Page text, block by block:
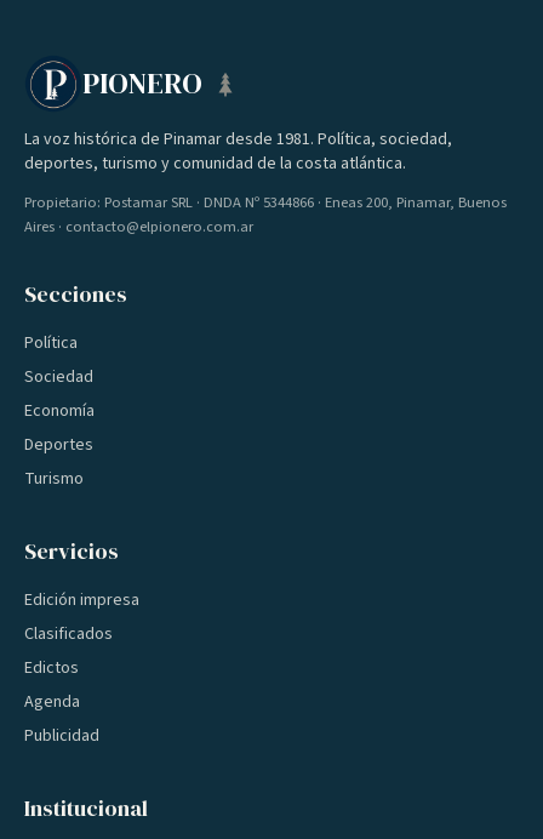
PIONERO
La voz histórica de Pinamar desde 1981. Política, sociedad,
deportes, turismo y comunidad de la costa atlántica.
Propietario: Postamar SRL · DNDA Nº 5344866 · Eneas 200, Pinamar, Buenos
Aires · contacto@elpionero.com.ar
Secciones
Política
Sociedad
Economía
Deportes
Turismo
Servicios
Edición impresa
Clasificados
Edictos
Agenda
Publicidad
Institucional